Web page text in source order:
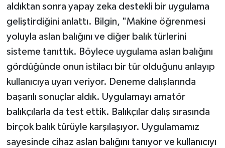
aldıktan sonra yapay zeka destekli bir uygulama
geliştirdiğini anlattı. Bilgin, "Makine öğrenmesi
yoluyla aslan balığını ve diğer balık türlerini
sisteme tanıttık. Böylece uygulama aslan balığını
gördüğünde onun istilacı bir tür olduğunu anlayıp
kullanıcıya uyarı veriyor. Deneme dalışlarında
başarılı sonuçlar aldık. Uygulamayı amatör
balıkçılarla da test ettik. Balıkçılar dalış sırasında
birçok balık türüyle karşılaşıyor. Uygulamamız
sayesinde cihaz aslan balığını tanıyor ve kullanıcıyı